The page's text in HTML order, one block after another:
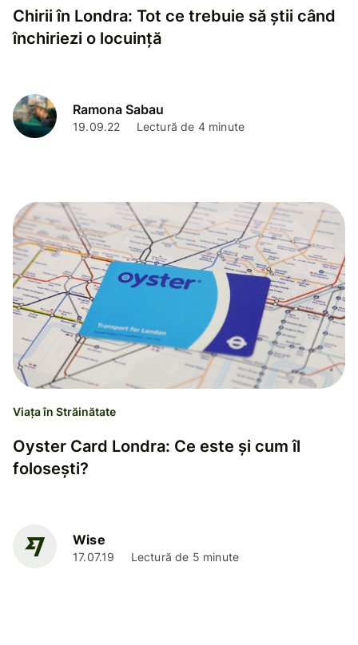
Chirii în Londra: Tot ce trebuie să știi când
închiriezi o locuință
Ramona Sabau
19.09.22 Lectură de 4 minute
Viața în Străinătate
Oyster Card Londra: Ce este și cum îl
folosești?
Wise
17.07.19 Lectură de 5 minute